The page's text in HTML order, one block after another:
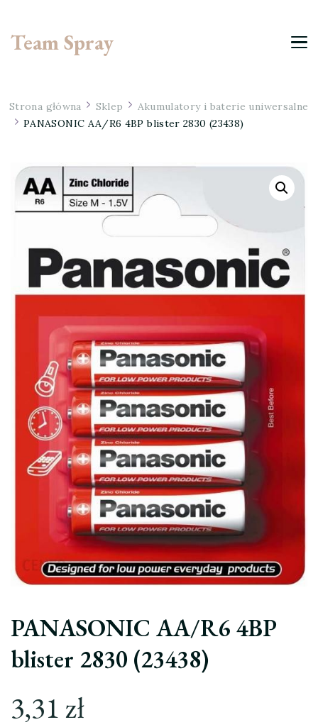
Team Spray
Strona główna Sklep
Akumulatory i baterie uniwersalne
PANASONIC AA/R6 4BP blister 2830 (23438)
PANASONIC AA/R6 4BP
blister 2830 (23438)
3,31 zł